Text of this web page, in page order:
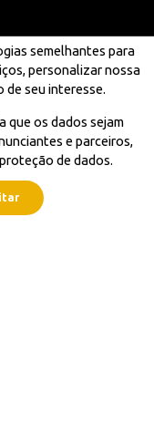
semelhantes para
personalizar nossa
de seu interesse.
que os dados sejam
e parceiros,
de dados.